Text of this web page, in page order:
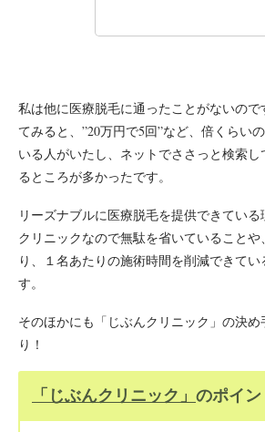
私は他に医療脱毛に通ったことがないの
てみると、”20万円で5回”など、倍くらい
いる人がいたし、ネットでささっと検索
るところが多かったです。
リーズナブルに医療脱毛を提供できてい
クリニックなので無駄を省いていることや
り、１名あたりの施術時間を削減できてい
す。
そのほかにも「じぶんクリニック」の決
り！
「じぶんクリニック」 のポイン